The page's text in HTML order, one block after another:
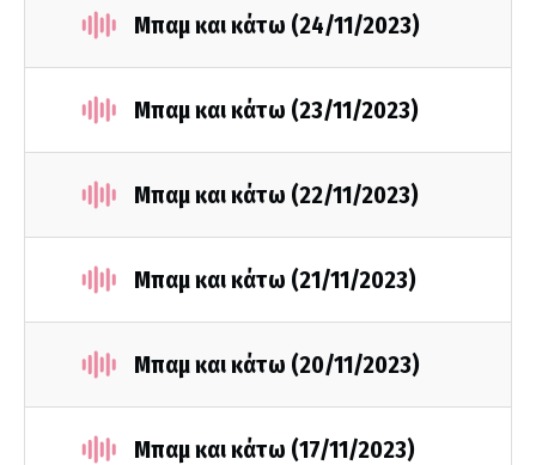
Μπαμ και κάτω (24/11/2023)
Μπαμ και κάτω (23/11/2023)
Μπαμ και κάτω (22/11/2023)
Μπαμ και κάτω (21/11/2023)
Μπαμ και κάτω (20/11/2023)
Μπαμ και κάτω (17/11/2023)